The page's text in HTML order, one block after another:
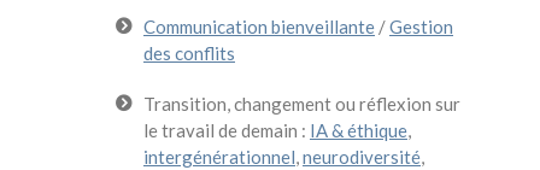
Communication bienveillante /Gestion
des conflits
Transition, changement ou réflexion sur
le travail de demain : IA & éthique,
intergénérationnel,neurodiversité,